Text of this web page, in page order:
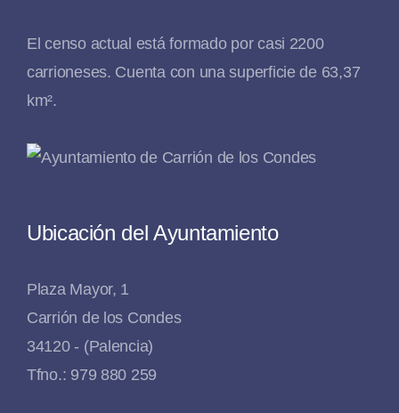
El censo actual está formado por casi 2200
carrioneses. Cuenta con una superficie de 63,37
km².
Ubicación del Ayuntamiento
Plaza Mayor, 1
Carrión de los Condes
34120 - (Palencia)
Tfno.: 979 880 259